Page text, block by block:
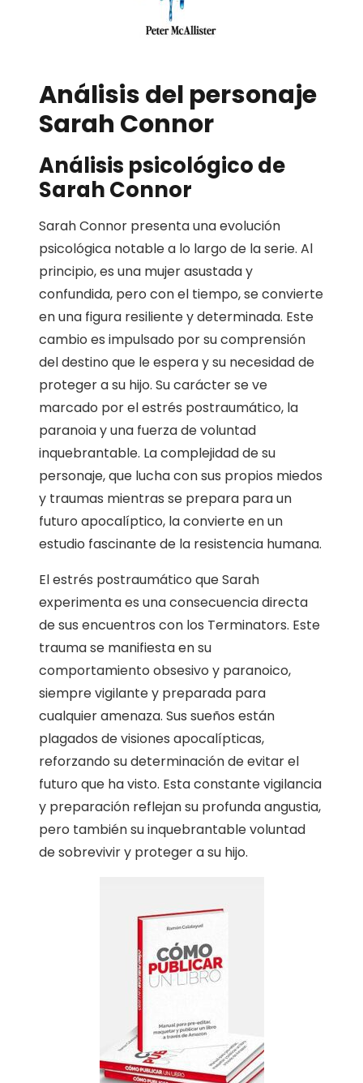
Análisis del personaje
Sarah Connor
Análisis psicológico de
Sarah Connor
Sarah Connor presenta una evolución
psicológica notable a lo largo de la serie. Al
principio, es una mujer asustada y
confundida, pero con el tiempo, se convierte
en una figura resiliente y determinada. Este
cambio es impulsado por su comprensión
del destino que le espera y su necesidad de
proteger a su hijo. Su carácter se ve
marcado por el estrés postraumático, la
paranoia y una fuerza de voluntad
inquebrantable. La complejidad de su
personaje, que lucha con sus propios miedos
y traumas mientras se prepara para un
futuro apocalíptico, la convierte en un
estudio fascinante de la resistencia humana.
El estrés postraumático que Sarah
experimenta es una consecuencia directa
de sus encuentros con los Terminators. Este
trauma se manifiesta en su
comportamiento obsesivo y paranoico,
siempre vigilante y preparada para
cualquier amenaza. Sus sueños están
plagados de visiones apocalípticas,
reforzando su determinación de evitar el
futuro que ha visto. Esta constante vigilancia
y preparación reflejan su profunda angustia,
pero también su inquebrantable voluntad
de sobrevivir y proteger a su hijo.